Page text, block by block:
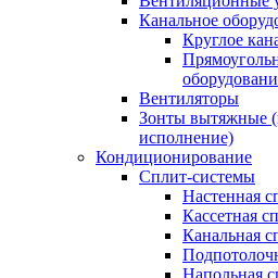
Канальное
Круглое
Вентиляторы
Зонты вытяжные
исполнение)
Кондиционирование
Сплит-системы
Настенная
Кассетная
Канальная
Напольная